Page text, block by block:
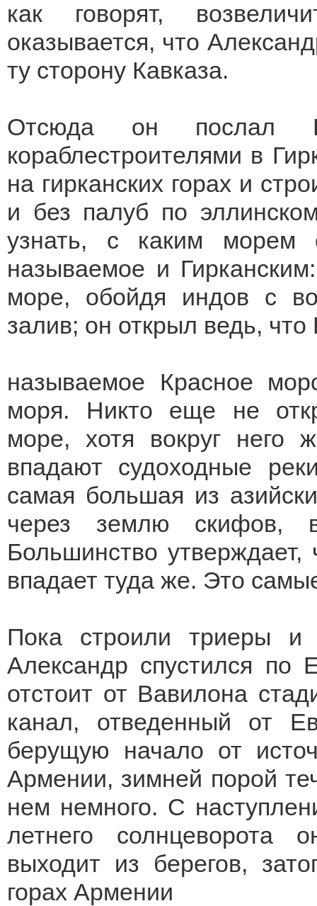
как говорят,
оказывается, что
ту сторону Кавказа.
Отсюда он послал
кораблестроителями в
на гирканских горах и
и без палуб по
узнать, с каким морем
называемое и
море, обойдя индов с
залив; он открыл ведь,
называемое Красное
моря. Никто еще не
море, хотя вокруг него
впадают судоходные
самая большая из
через землю скифов,
Большинство
впадает туда же. Это
Пока строили триеры и
Александр спустился по
отстоит от Вавилона
канал, отведенный от
берущую начало от
Армении, зимней порой
нем немного. С
летнего солнцеворота
выходит из берегов,
горах Армении